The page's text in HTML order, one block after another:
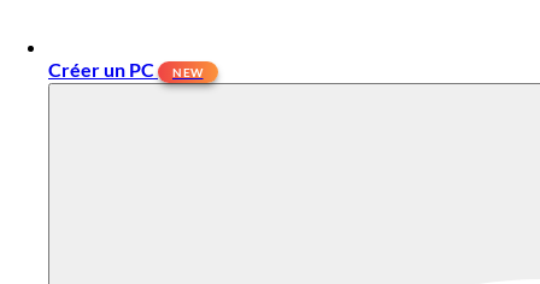
Créer un PC NEW